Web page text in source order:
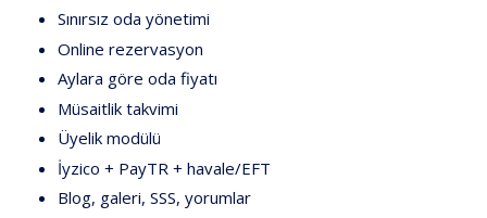
Sınırsız oda yönetimi
Online rezervasyon
Aylara göre oda fiyatı
Müsaitlik takvimi
Üyelik modülü
İyzico + PayTR + havale/EFT
Blog, galeri, SSS, yorumlar